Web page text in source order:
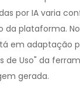
por IA varia
plataforma. No
em adaptação
de Uso" da
gerada.